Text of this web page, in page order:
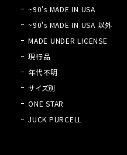
~90's MADE IN USA
~90's MADE IN USA 以外
MADE UNDER LICENSE
現行品
年代不明
サイズ別
ONE STAR
JUCK PURCELL